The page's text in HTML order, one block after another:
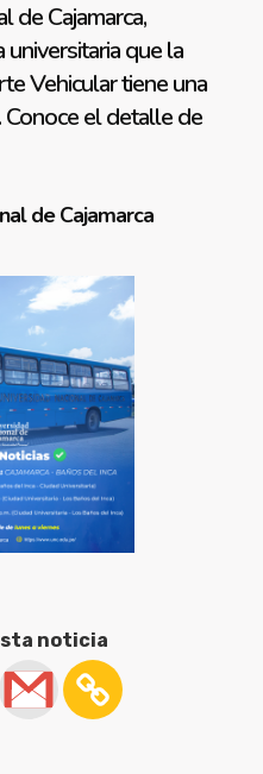
de Cajamarca,
universitaria que la
Vehicular tiene una
el detalle de
de Cajamarca
noticia